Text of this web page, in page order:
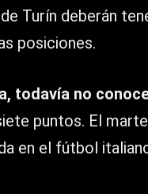
Turín deberán
posiciones.
todavía no
puntos. El
en el fútbol